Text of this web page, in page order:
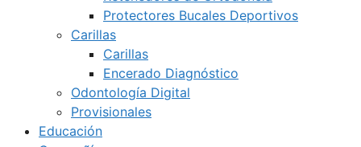
Protectores Bucales Deportivos
Carillas
Carillas
Encerado Diagnóstico
Odontología Digital
Provisionales
Educación